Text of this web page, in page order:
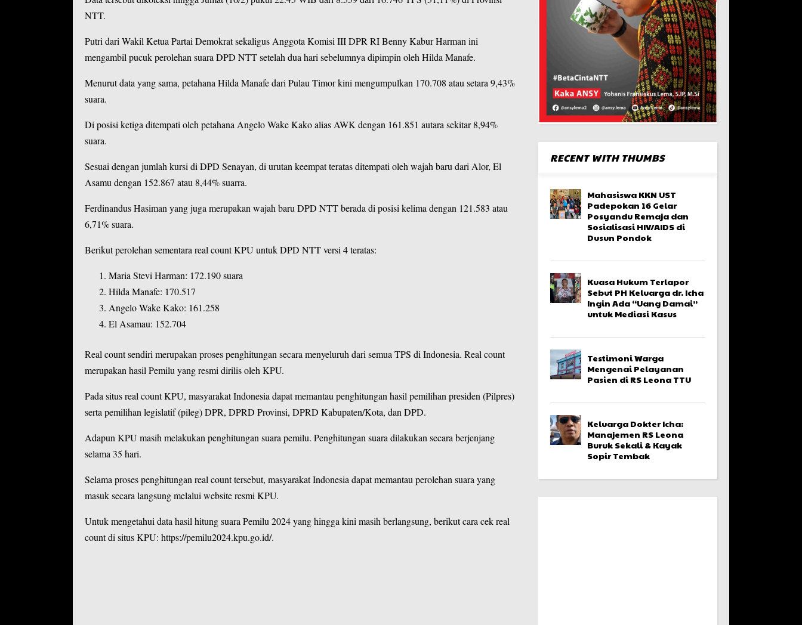
NTT.
Putri dari Wakil Ketua Partai Demokrat sekaligus Anggota Komisi III DPR RI Benny Kabur Harman ini
mengambil pucuk perolehan suara DPD NTT setelah dua hari sebelumnya dipimpin oleh Hilda Manafe.
Menurut data yang sama, petahana Hilda Manafe dari Pulau Timor kini mengumpulkan 170.708 atau setara 9,43%
suara.
Di posisi ketiga ditempati oleh petahana Angelo Wake Kako alias AWK dengan 161.851 autara sekitar 8,94%
suara.
Sesuai dengan jumlah kursi di DPD Senayan, di urutan keempat teratas ditempati oleh wajah baru dari Alor, El
Asamu dengan 152.867 atau 8,44% suarra.
Ferdinandus Hasiman yang juga merupakan wajah baru DPD NTT berada di posisi kelima dengan 121.583 atau
6,71% suara.
Berikut perolehan sementara real count KPU untuk DPD NTT versi 4 teratas:
Maria Stevi Harman: 172.190 suara
Hilda Manafe: 170.517
Angelo Wake Kako: 161.258
El Asamau: 152.704
Real count sendiri merupakan proses penghitungan secara menyeluruh dari semua TPS di Indonesia. Real count
merupakan hasil Pemilu yang resmi dirilis oleh KPU.
Pada situs real count KPU, masyarakat Indonesia dapat memantau penghitungan hasil pemilihan presiden (Pilpres)
serta pemilihan legislatif (pileg) DPR, DPRD Provinsi, DPRD Kabupaten/Kota, dan DPD.
Adapun KPU masih melakukan penghitungan suara pemilu. Penghitungan suara dilakukan secara berjenjang
selama 35 hari.
Selama proses penghitungan real count tersebut, masyarakat Indonesia dapat memantau perolehan suara yang
masuk secara langsung melalui website resmi KPU.
Untuk mengetahui data hasil hitung suara Pemilu 2024 yang hingga kini masih berlangsung, berikut cara cek real
count di situs KPU: https://pemilu2024.kpu.go.id/.
RECENT WITH THUMBS
Mahasiswa KKN UST
Padepokan 16 Gelar
Posyandu Remaja dan
Sosialisasi HIV/AIDS di
Dusun Pondok
Kuasa Hukum Terlapor
Sebut PH Keluarga dr. Icha
Ingin Ada “Uang Damai”
untuk Mediasi Kasus
Testimoni Warga
Mengenai Pelayanan
Pasien di RS Leona TTU
Keluarga Dokter Icha:
Manajemen RS Leona
Buruk Sekali & Kayak
Sopir Tembak